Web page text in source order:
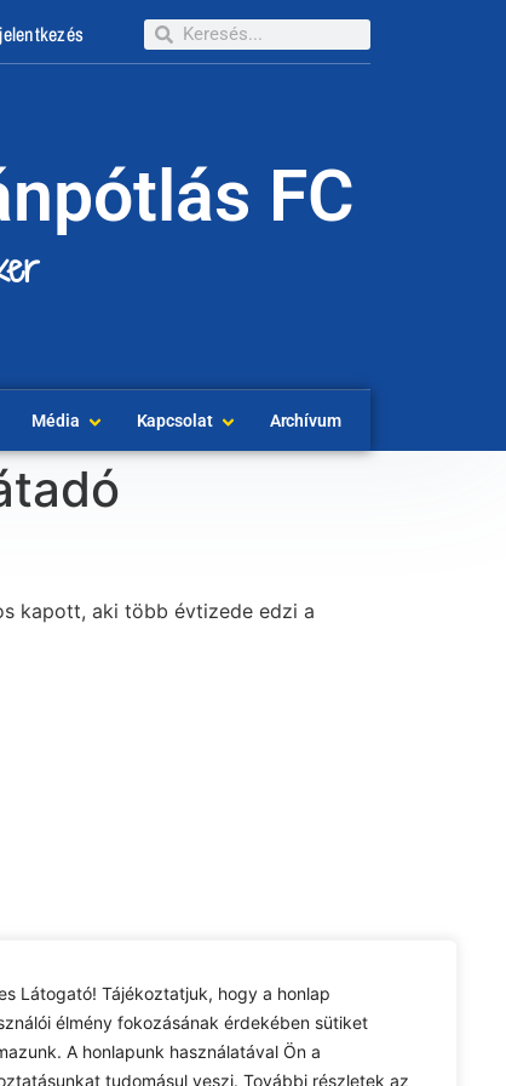
Látogató! Tájékoztatjuk, hogy a honlap
élmény fokozásának érdekében sütiket
A honlapunk használatával Ön a
tudomásul veszi. További részletek az
FC
Média Kapcsolat Archívum
kapott, aki több évtizede edzi a